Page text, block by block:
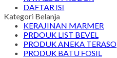
DAFTAR ISI
Kategori Belanja
KERAJINAN MARMER
PRDOUK LIST BEVEL
PRODUK ANEKA TERASO
PRODUK BATU FOSIL